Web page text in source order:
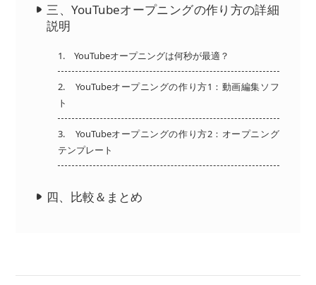
三、YouTubeオープニングの作り方の詳細
説明
1. YouTubeオープニングは何秒が最適？
2. YouTubeオープニングの作り方1：動画編集ソフ
ト
3. YouTubeオープニングの作り方2：オープニング
テンプレート
四、比較＆まとめ